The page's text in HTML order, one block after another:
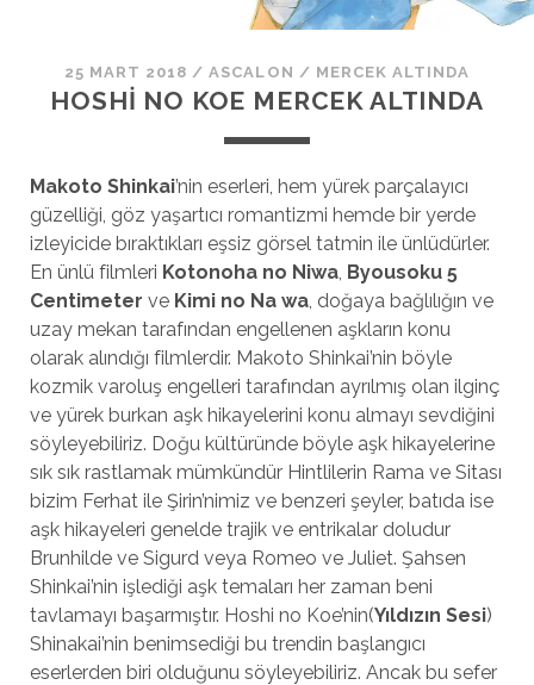
25 MART 2018 /ASCALON / MERCEK ALTINDA
HOSHI NO KOE MERCEK ALTINDA
Makoto Shinkai’nin eserleri, hem yürek parçalayıcı
güzelliği, göz yaşartıcı romantizmi hemde bir yerde
izleyicide bıraktıkları eşsiz görsel tatmin ile ünlüdürler.
En ünlü filmleri Kotonoha no Niwa, Byousoku 5
Centimeter ve Kimi no Na wa, doğaya bağlılığın ve
uzay mekan tarafından engellenen aşkların konu
olarak alındığı filmlerdir. Makoto Shinkai’nin böyle
kozmik varoluş engelleri tarafından ayrılmış olan ilginç
ve yürek burkan aşk hikayelerini konu almayı sevdiğini
söyleyebiliriz. Doğu kültüründe böyle aşk hikayelerine
sık sık rastlamak mümkündür Hintlilerin Rama ve Sitası
bizim Ferhat ile Şirin’nimiz ve benzeri şeyler, batıda ise
aşk hikayeleri genelde trajik ve entrikalar doludur
Brunhilde ve Sigurd veya Romeo ve Juliet. Şahsen
Shinkai’nin işlediği aşk temaları her zaman beni
tavlamayı başarmıştır. Hoshi no Koe’nin(Yıldızın Sesi)
Shinakai’nin benimsediği bu trendin başlangıcı
eserlerden biri olduğunu söyleyebiliriz. Ancak bu sefer